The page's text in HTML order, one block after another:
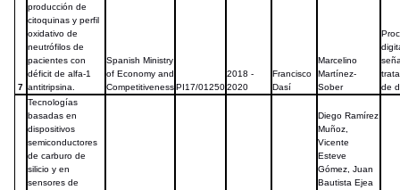
7
producción de
citoquinas y perfil
oxidativo de
neutrófilos de
pacientes con
déficit de alfa-1
antitripsina.
Spanish Ministry
of Economy and
Competitiveness PI17/01250
2018 -
2020
Francisco
Dasí
Marcelino
Martínez-
Sober
de
Tecnologías
basadas en
dispositivos
semiconductores
de carburo de
silicio y en
sensores de
Diego Ramírez
Muñoz,
Vicente
Esteve
Gómez, Juan
Bautista Ejea